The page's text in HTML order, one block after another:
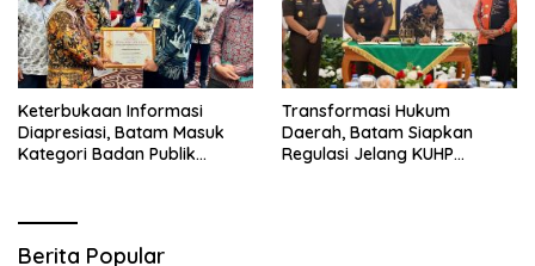
Keterbukaan Informasi
Diapresiasi, Batam Masuk
Kategori Badan Publik
Transformasi Hukum
Daerah, Batam Siapkan
Regulasi Jelang KUHP
Berita Popular